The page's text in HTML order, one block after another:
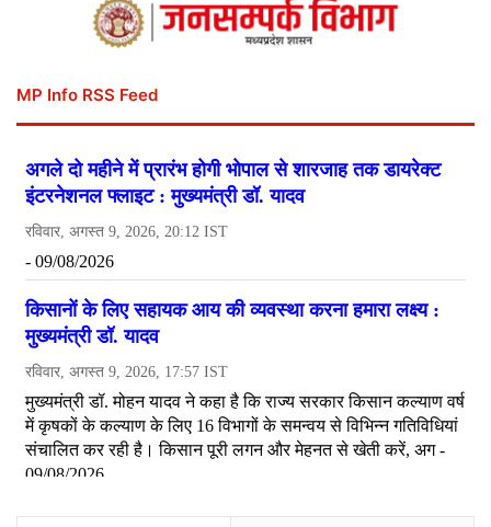
MP Info RSS Feed